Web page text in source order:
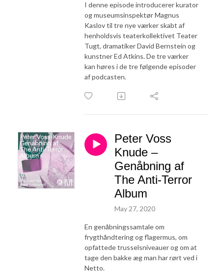
I denne episode introducerer kurator
og museumsinspektør Magnus
Kaslov til tre nye værker skabt af
henholdsvis teaterkollektivet Teater
Tugt, dramatiker David Bernstein og
kunstner Ed Atkins. De tre værker
kan høres i de tre følgende episoder
af podcasten.
Peter Voss
Knude –
Genåbning af
The Anti-Terror
Album
May 27, 2020
En genåbningssamtale om
frygthåndtering og flagermus, om
opfattede trusselsniveauer og om at
tage den bakke æg man har rørt ved i
Netto.